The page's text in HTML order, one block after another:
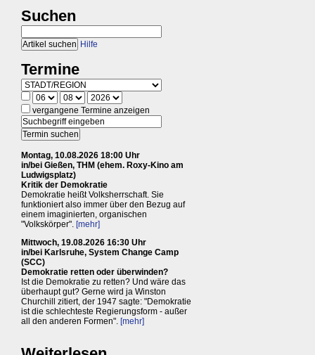
Suchen
Hilfe
Termine
vergangene Termine anzeigen
Montag, 10.08.2026 18:00 Uhr
in/bei Gießen, THM (ehem. Roxy-Kino am
Ludwigsplatz)
Kritik der Demokratie
Demokratie heißt Volksherrschaft. Sie
funktioniert also immer über den Bezug auf
einem imaginierten, organischen
"Volkskörper". [mehr]
Mittwoch, 19.08.2026 16:30 Uhr
in/bei Karlsruhe, System Change Camp
(SCC)
Demokratie retten oder überwinden?
Ist die Demokratie zu retten? Und wäre das
überhaupt gut? Gerne wird ja Winston
Churchill zitiert, der 1947 sagte: "Demokratie
ist die schlechteste Regierungsform - außer
all den anderen Formen". [mehr]